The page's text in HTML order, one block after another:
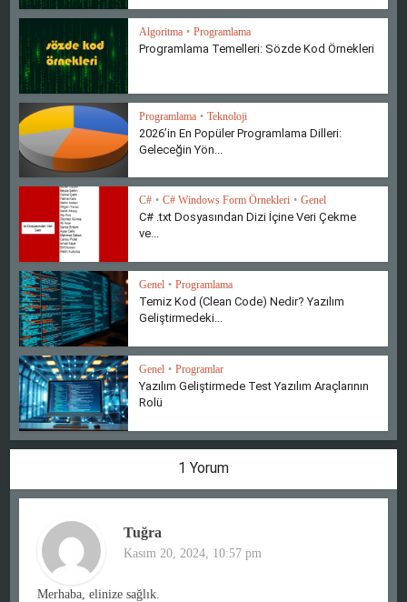
Algoritma • Programlama
Programlama Temelleri: Sözde Kod Örnekleri
Programlama • Teknoloji
2026’in En Popüler Programlama Dilleri:
Geleceğin Yön...
C# • C# Windows Form Örnekleri • Genel
C# .txt Dosyasından Dizi İçine Veri Çekme
ve...
Genel • Programlama
Temiz Kod (Clean Code) Nedir? Yazılım
Geliştirmedeki...
Genel • Programlar
Yazılım Geliştirmede Test Yazılım Araçlarının
Rolü
1 Yorum
Tuğra
Kasım 20, 2024, 10:57 pm
Merhaba, elinize sağlık.